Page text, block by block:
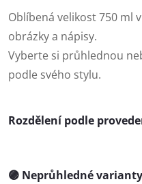
Oblíbená velikost 750 ml
obrázky a nápisy.
Vyberte si průhlednou
podle svého stylu.
Rozdělení podle
🟣 Neprůhledné varianty